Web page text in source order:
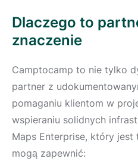
Dlaczego to
znaczenie
Camptocamp to nie tylko
partner z
pomaganiu klientom w
wspieraniu solidnych
Maps Enterprise, który
mogą zapewnić: